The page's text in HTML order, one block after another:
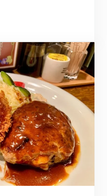
メニュー・オムライスとヘレビフカ